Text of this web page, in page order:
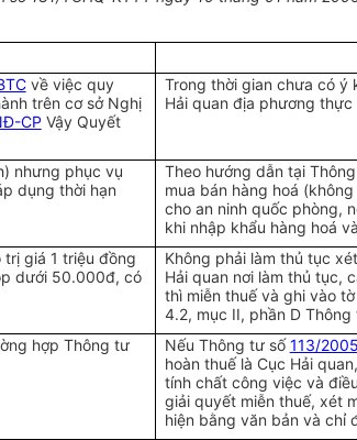
về việc quy
trên cơ sở Nghị
CP Vậy Quyết
Trong thời gian chưa có ý
Hải quan địa phương
nhưng phục vụ
dụng thời hạn
Theo hướng dẫn tại
mua bán hàng hoá
cho an ninh quốc phòng,
khi nhập khẩu hàng hoá
giá 1 triệu đồng
dưới 50.000đ, có
Không phải làm thủ tục
Hải quan nơi làm thủ tục,
thì miễn thuế và ghi vào
4.2, mục II, phần D Thông
hợp Thông tư
Nếu Thông tư số113/
hoàn thuế là Cục Hải
tính chất công việc và
giải quyết miễn thuế, xét
hiện bằng văn bản và chỉ